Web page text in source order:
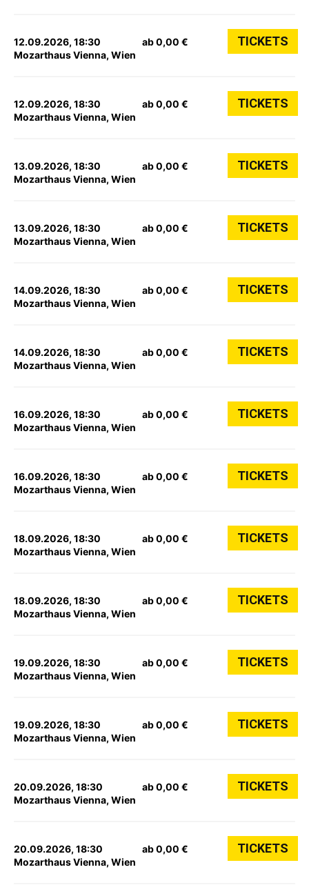
12.09.2026, 18:30
Mozarthaus Vienna, Wien
ab 0,00 € TICKETS
12.09.2026, 18:30
Mozarthaus Vienna, Wien
ab 0,00 € TICKETS
13.09.2026, 18:30
Mozarthaus Vienna, Wien
ab 0,00 € TICKETS
13.09.2026, 18:30
Mozarthaus Vienna, Wien
ab 0,00 € TICKETS
14.09.2026, 18:30
Mozarthaus Vienna, Wien
ab 0,00 € TICKETS
14.09.2026, 18:30
Mozarthaus Vienna, Wien
ab 0,00 € TICKETS
16.09.2026, 18:30
Mozarthaus Vienna, Wien
ab 0,00 € TICKETS
16.09.2026, 18:30
Mozarthaus Vienna, Wien
ab 0,00 € TICKETS
18.09.2026, 18:30
Mozarthaus Vienna, Wien
ab 0,00 € TICKETS
18.09.2026, 18:30
Mozarthaus Vienna, Wien
ab 0,00 € TICKETS
19.09.2026, 18:30
Mozarthaus Vienna, Wien
ab 0,00 € TICKETS
19.09.2026, 18:30
Mozarthaus Vienna, Wien
ab 0,00 € TICKETS
20.09.2026, 18:30
Mozarthaus Vienna, Wien
ab 0,00 € TICKETS
20.09.2026, 18:30
Mozarthaus Vienna, Wien
ab 0,00 € TICKETS